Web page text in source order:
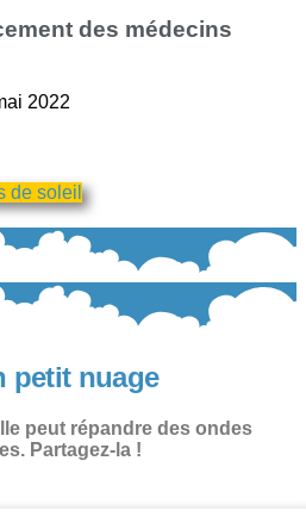
des médecins
2022
de soleil
petit nuage
peut répandre des ondes
Partagez-la !